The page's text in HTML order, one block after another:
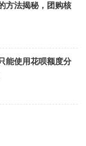
方法揭秘，团购核
能使用花呗额度分